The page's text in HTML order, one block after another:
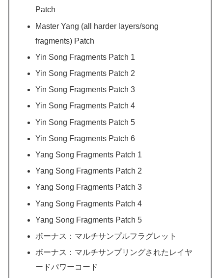
Patch
Master Yang (all harder layers/song
fragments) Patch
Yin Song Fragments Patch 1
Yin Song Fragments Patch 2
Yin Song Fragments Patch 3
Yin Song Fragments Patch 4
Yin Song Fragments Patch 5
Yin Song Fragments Patch 6
Yang Song Fragments Patch 1
Yang Song Fragments Patch 2
Yang Song Fragments Patch 3
Yang Song Fragments Patch 4
Yang Song Fragments Patch 5
ボーナス：マルチサンプルフラグレット
ボーナス：マルチサンプリングされたレイヤ
ードパワーコード